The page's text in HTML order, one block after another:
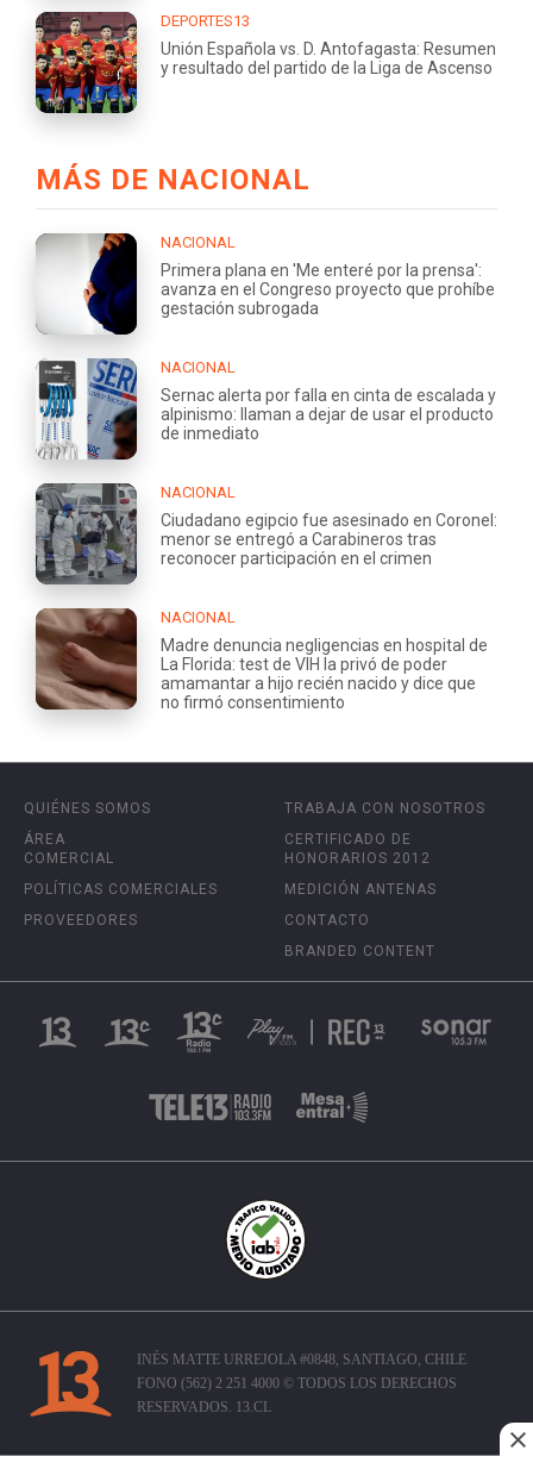
DEPORTES13
Unión Española vs. D. Antofagasta: Resumen
y resultado del partido de la Liga de Ascenso
MÁS DE NACIONAL
NACIONAL
Primera plana en 'Me enteré por la prensa':
avanza en el Congreso proyecto que prohíbe
gestación subrogada
NACIONAL
Sernac alerta por falla en cinta de escalada y
alpinismo: llaman a dejar de usar el producto
de inmediato
NACIONAL
Ciudadano egipcio fue asesinado en Coronel:
menor se entregó a Carabineros tras
reconocer participación en el crimen
NACIONAL
Madre denuncia negligencias en hospital de
La Florida: test de VIH la privó de poder
amamantar a hijo recién nacido y dice que
no firmó consentimiento
QUIÉNES SOMOS
ÁREA
COMERCIAL
POLÍTICAS COMERCIALES
PROVEEDORES
TRABAJA CON NOSOTROS
CERTIFICADO DE
HONORARIOS 2012
MEDICIÓN ANTENAS
CONTACTO
BRANDED CONTENT
INÉS MATTE URREJOLA #0848, SANTIAGO, CHILE
FONO (562) 2 251 4000 © TODOS LOS DERECHOS
RESERVADOS. 13.CL